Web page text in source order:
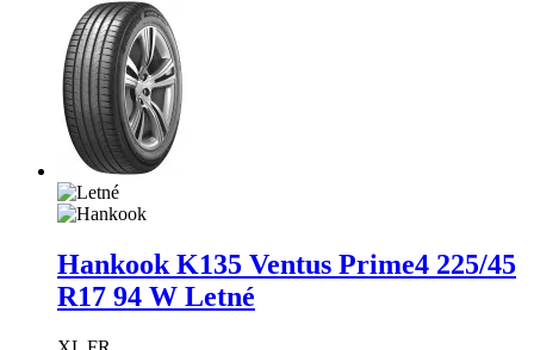
Hankook K135 Ventus Prime4 225/45
R17 94 W Letné